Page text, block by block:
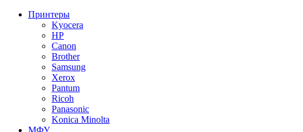
Принтеры
Kyocera
HP
Canon
Brother
Samsung
Xerox
Pantum
Ricoh
Panasonic
Konica Minolta
МФУ